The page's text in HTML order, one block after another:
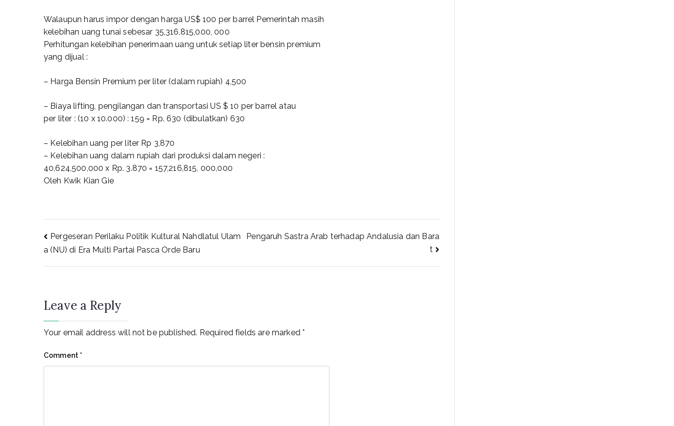
Walaupun harus impor dengan harga US$ 100 per barrel Pemerintah masih
kelebihan uang tunai sebesar 35,316,815,000, 000
Perhitungan kelebihan penerimaan uang untuk setiap liter bensin premium
yang dijual :
– Harga Bensin Premium per liter (dalam rupiah) 4,500
– Biaya lifting, pengilangan dan transportasi US $ 10 per barrel atau
per liter : (10 x 10.000) : 159 = Rp. 630 (dibulatkan) 630
– Kelebihan uang per liter Rp 3,870
– Kelebihan uang dalam rupiah dari produksi dalam negeri :
40,624,500,000 x Rp. 3.870 = 157,216,815, 000,000
Oleh Kwik Kian Gie
Post
Pergeseran Perilaku Politik Kultural Nahdlatul Ulam
a (NU) di Era Multi Partai Pasca Orde Baru
Pengaruh Sastra Arab terhadap Andalusia dan Bara
t
Leave a Reply
Your email address will not be published. Required fields are marked*
Comment *